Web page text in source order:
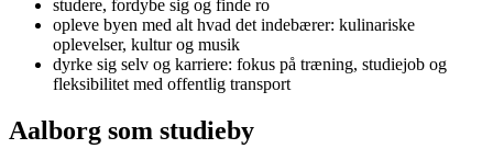
studere, fordybe sig og finde ro
opleve byen med alt hvad det indebærer: kulinariske
oplevelser, kultur og musik
dyrke sig selv og karriere: fokus på træning, studiejob og
fleksibilitet med offentlig transport
Aalborg som studieby